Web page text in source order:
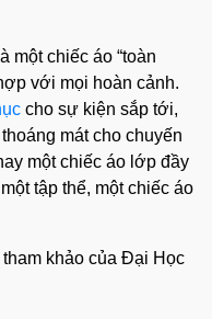
một chiếc áo “toàn
với mọi hoàn cảnh.
cho sự kiện sắp tới,
mát cho chuyến
một chiếc áo lớp đầy
tập thể, một chiếc áo
khảo của Đại Học